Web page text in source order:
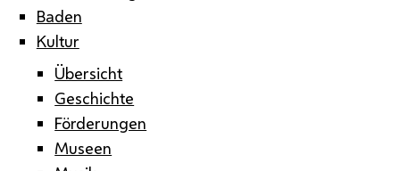
Baden
Kultur
Übersicht
Geschichte
Förderungen
Museen